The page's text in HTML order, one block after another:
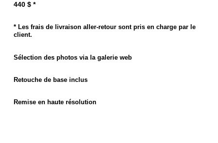
440 $ *
* Les frais de livraison aller-retour sont pris en charge par le
client.
Sélection des photos via la galerie web
Retouche de base inclus
Remise en haute résolution